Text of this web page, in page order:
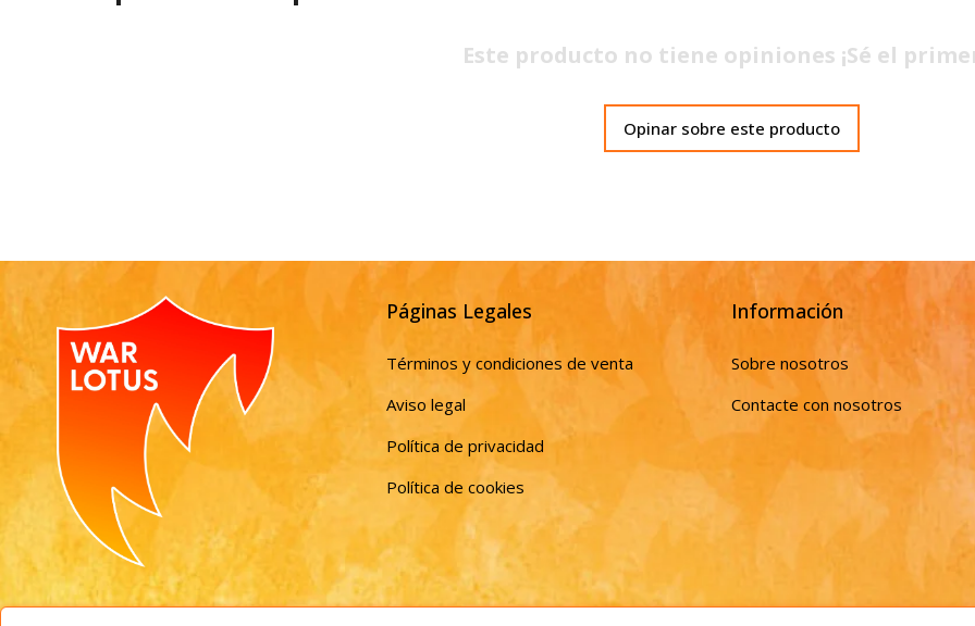
Este producto no tiene opiniones ¡Sé el
Opinar sobre este producto
Páginas Legales
Términos y condiciones de venta
Aviso legal
Política de privacidad
Política de cookies
Información
Sobre nosotros
Contacte con nosotros